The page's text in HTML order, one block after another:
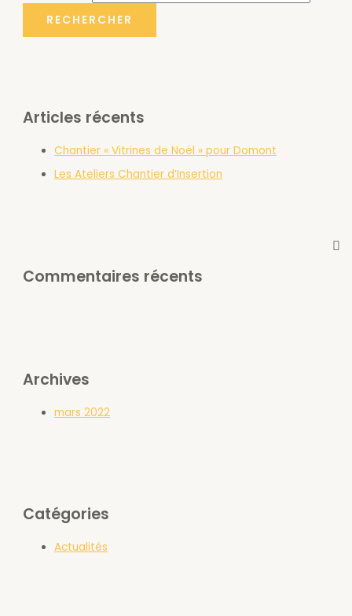
Articles récents
Chantier « Vitrines de Noël » pour Domont
Les Ateliers Chantier d’Insertion
Commentaires récents
Archives
mars 2022
Catégories
Actualités